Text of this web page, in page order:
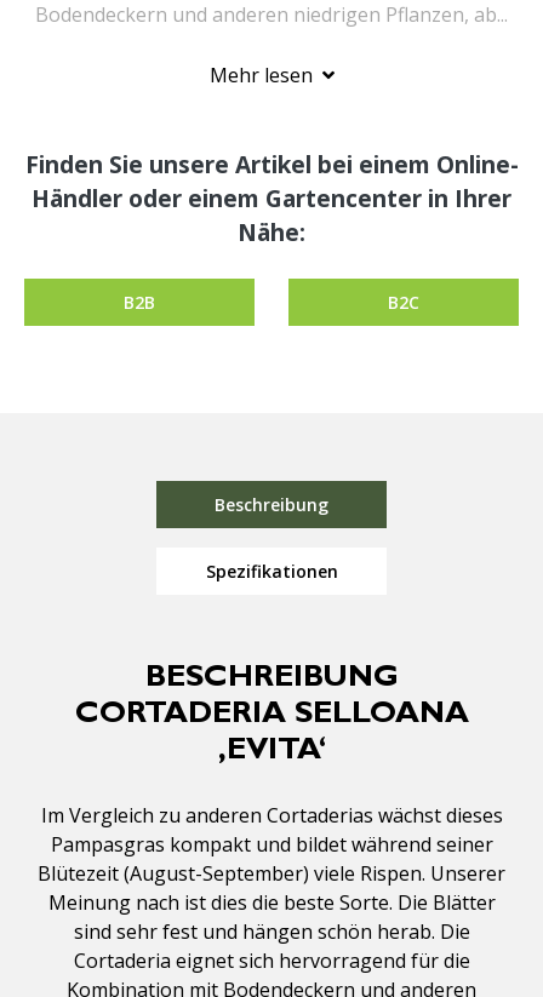
Bodendeckern und anderen niedrigen Pflanzen, ab...
Mehr lesen
Finden Sie unsere Artikel bei einem Online-
Händler oder einem Gartencenter in Ihrer
Nähe:
B2B B2C
Beschreibung
Spezifikationen
BESCHREIBUNG
CORTADERIA SELLOANA
‚EVITA‘
Im Vergleich zu anderen Cortaderias wächst dieses
Pampasgras kompakt und bildet während seiner
Blütezeit (August-September) viele Rispen. Unserer
Meinung nach ist dies die beste Sorte. Die Blätter
sind sehr fest und hängen schön herab. Die
Cortaderia eignet sich hervorragend für die
Kombination mit Bodendeckern und anderen